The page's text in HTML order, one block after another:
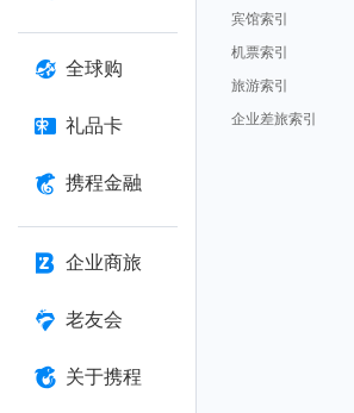
全球购
礼品卡
携程金融
企业商旅
老友会
关于携程
宾馆索引
机票索引
旅游索引
企业差旅索引